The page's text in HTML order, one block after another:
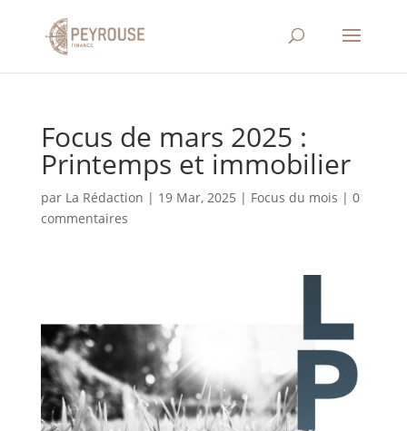
Focus de mars 2025 :
Printemps et immobilier
par La Rédaction | 19 Mar, 2025 | Focus du mois | 0
commentaires